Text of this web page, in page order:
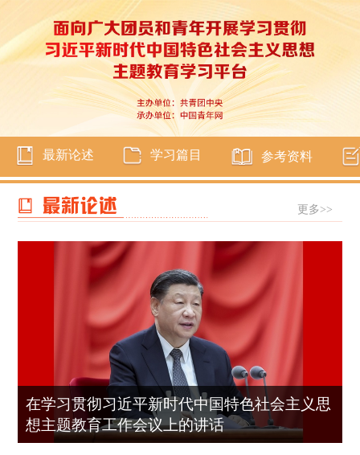
最新论述 学习篇目 参考资料
更多>>
在学习贯彻习近平新时代中国特色社会主义思
想主题教育工作会议上的讲话